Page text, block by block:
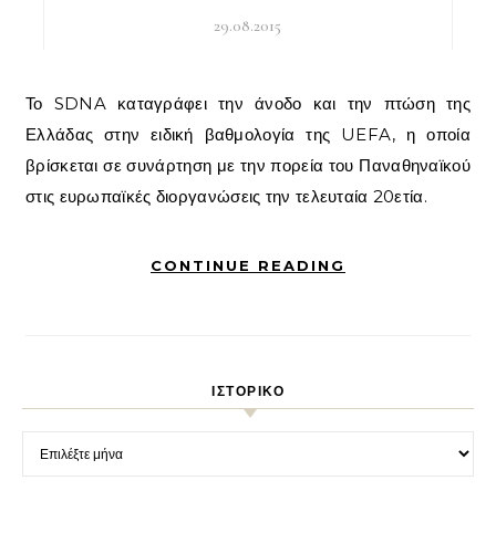
29.08.2015
Το SDNA καταγράφει την άνοδο και την πτώση της
Ελλάδας στην ειδική βαθμολογία της UEFA, η οποία
βρίσκεται σε συνάρτηση με την πορεία του Παναθηναϊκού
στις ευρωπαϊκές διοργανώσεις την τελευταία 20ετία.
CONTINUE READING
ΙΣΤΟΡΙΚΌ
Ιστορικό